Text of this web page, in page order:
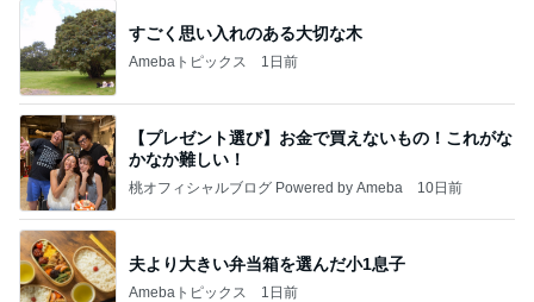
すごく思い入れのある大切な木
Amebaトピックス 1日前
【プレゼント選び】お金で買えないもの！これがな
かなか難しい！
桃オフィシャルブログ Powered by Ameba 10日前
夫より大きい弁当箱を選んだ小1息子
Amebaトピックス 1日前